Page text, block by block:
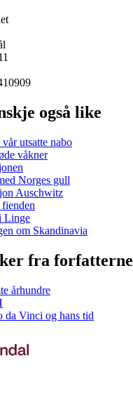
også like
utsatte nabo
våkner
Norges gull
Auschwitz
Linge
om Skandinavia
fra forfatterne
århundre
da Vinci og hans tid